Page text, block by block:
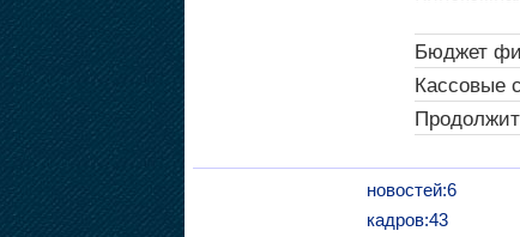
Бюджет
Кассовые
новостей:6
кадров:43